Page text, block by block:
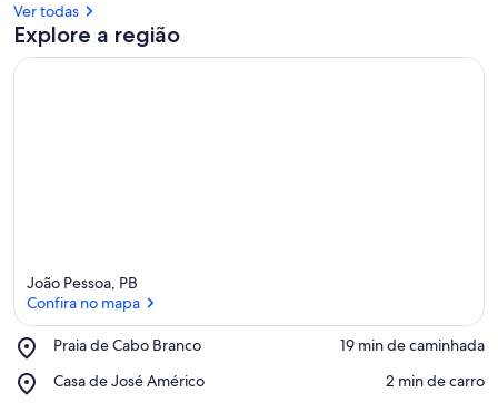
Ver todas
Explore a região
João Pessoa, PB
Confira no mapa
Praia de Cabo Branco
Place,
de
‪19 min de caminhada‬
Casa de José Américo
Place,
‪2 min de carro‬